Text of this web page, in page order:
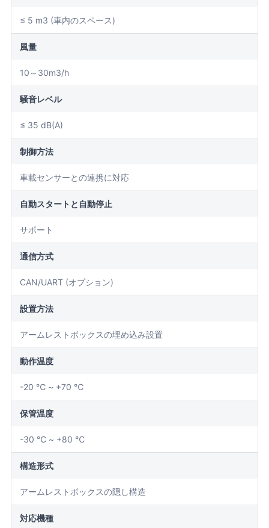
≤ 5 m3 (車内のスペース)
風量
10～30m3/h
騒音レベル
≤ 35 dB(A)
制御方法
車載センサーとの連携に対応
自動スタートと自動停止
サポート
通信方式
CAN/UART (オプション)
設置方法
アームレストボックスの埋め込み設置
動作温度
-20 ℃ ~ +70 ℃
保管温度
-30 ℃ ~ +80 ℃
構造形式
アームレストボックスの隠し構造
対応機種